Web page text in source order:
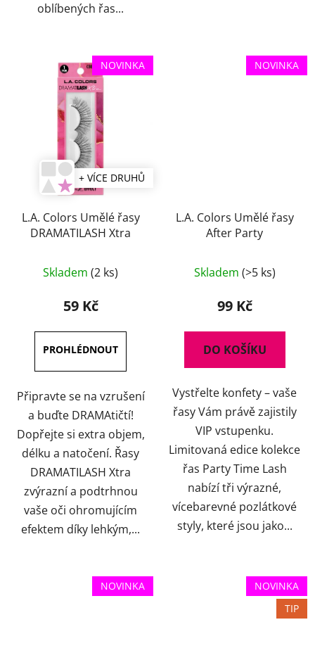
oblíbených řas...
NOVINKA
+ VÍCE DRUHŮ
L.A. Colors Umělé řasy
DRAMATILASH Xtra
hodnocení
produktu
4,7
z
5
hvězdiček.
Skladem (2 ks)
59 Kč
Připravte se na vzrušení
a buďte DRAMAtičtí!
Dopřejte si extra objem,
délku a natočení. Řasy
DRAMATILASH Xtra
zvýrazní a podtrhnou
vaše oči ohromujícím
efektem díky lehkým,...
NOVINKA
L.A. Colors Umělé řasy
After Party
Skladem (>5 ks)
99 Kč
DO KOŠÍKU
Vystřelte konfety – vaše
řasy Vám právě zajistily
VIP vstupenku.
Limitovaná edice kolekce
řas Party Time Lash
nabízí tři výrazné,
vícebarevné pozlátkové
styly, které jsou jako...
NOVINKA
NOVINKA
TIP